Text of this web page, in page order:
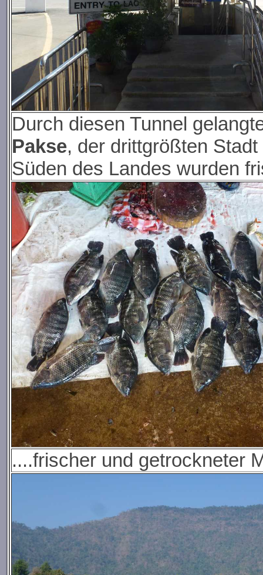
Durch diesen Tunnel
Pakse, der drittgrößten
Süden des Landes wurden
....frischer und getrockneter